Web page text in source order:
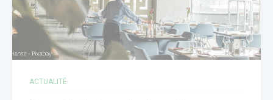
ACTUALITÉ